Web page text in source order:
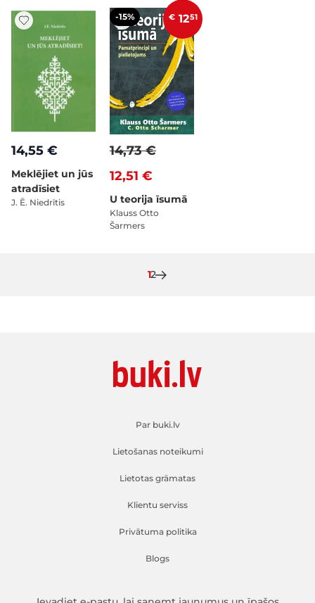
14,55 €
Meklējiet un jūs
atradīsiet
J. Ē. Niedrītis
-15% € 1251
12,51 €
14,73 €
U teorija īsumā
Klauss Otto
Šarmers
Pašlaik lasāt lapu
1Lapa
2
Par buki.lv
Lietošanas noteikumi
Lietotas grāmatas
Klientu serviss
Privātuma politika
Blogs